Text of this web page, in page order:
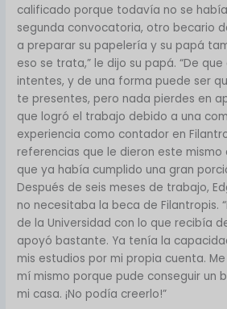
calificado porque todavía no se
segunda convocatoria, otro becario
a preparar su papelería y su papá
eso se trata,” le dijo su papá. “De
intentes, y de una forma puede ser
te presentes, pero nada pierdes en
que logró el trabajo debido a una
experiencia como contador en
referencias que le dieron este mismo
que ya había cumplido una gran
Después de seis meses de trabajo,
no necesitaba la beca de Filantropis.
de la Universidad con lo que recibía
apoyó bastante. Ya tenía la
mis estudios por mi propia cuenta.
mí mismo porque pude conseguir un
mi casa. ¡No podía creerlo!”